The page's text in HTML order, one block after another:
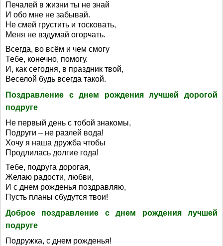
Печалей в жизни ты не знай
И обо мне не забывай.
Не смей грустить и тосковать,
Меня не вздумай огорчать.
Всегда, во всём и чем смогу
Тебе, конечно, помогу.
И, как сегодня, в праздник твой,
Веселой будь всегда такой.
Поздравление с днем рождения лучшей дорогой
подруге
Не первый день с тобой знакомы,
Подруги – не разлей вода!
Хочу я наша дружба чтобы
Продлилась долгие года!
Тебе, подруга дорогая,
Желаю радости, любви,
И с днем рожденья поздравляю,
Пусть планы сбудутся твои!
Доброе поздравление с днем рождения лучшей
подруге
Подружка, с днем рожденья!